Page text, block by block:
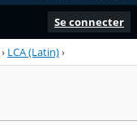
Se connecter
› LCA (Latin)›